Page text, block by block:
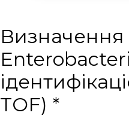
Визначення
TOF) *